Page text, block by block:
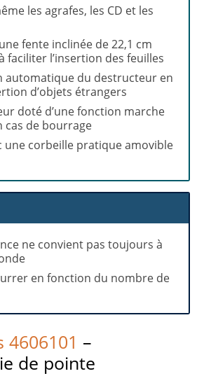
les agrafes, les CD et les
fente inclinée de 22,1 cm
faciliter l’insertion des feuilles
automatique du destructeur en
d’objets étrangers
doté d’une fonction marche
cas de bourrage
une corbeille pratique amovible
ne convient pas toujours à
en fonction du nombre de
4606101 –
de pointe